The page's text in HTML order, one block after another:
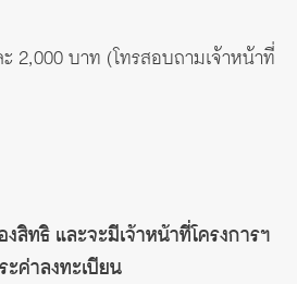
2,000 บาท (โทรสอบถามเจ้าหน้าที่
สิทธิ และจะมีเจ้าหน้าที่โครงการฯ
ค่าลงทะเบียน